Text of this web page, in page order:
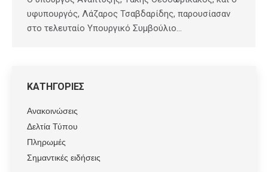
υφυπουργός, Λάζαρος Τσαβδαρίδης, παρουσίασαν
στο τελευταίο Υπουργικό Συμβούλιο…
ΚΑΤΗΓΟΡΙΕΣ
Ανακοινώσεις
Δελτία Τύπου
Πληρωμές
Σημαντικές ειδήσεις